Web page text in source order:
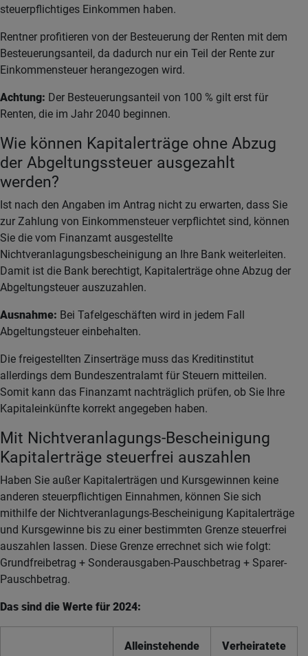
steuerpflichtiges Einkommen haben.
Rentner profitieren von der Besteuerung der Renten mit dem
Besteuerungsanteil, da dadurch nur ein Teil der Rente zur
Einkommensteuer herangezogen wird.
Achtung: Der Besteuerungsanteil von 100 % gilt erst für
Renten, die im Jahr 2040 beginnen.
Wie können Kapitalerträge ohne Abzug
der Abgeltungssteuer ausgezahlt
werden?
Ist nach den Angaben im Antrag nicht zu erwarten, dass Sie
zur Zahlung von Einkommensteuer verpflichtet sind, können
Sie die vom Finanzamt ausgestellte
Nichtveranlagungsbescheinigung an Ihre Bank weiterleiten.
Damit ist die Bank berechtigt, Kapitalerträge ohne Abzug der
Abgeltungsteuer auszuzahlen.
Ausnahme: Bei Tafelgeschäften wird in jedem Fall
Abgeltungsteuer einbehalten.
Die freigestellten Zinserträge muss das Kreditinstitut
allerdings dem Bundeszentralamt für Steuern mitteilen.
Somit kann das Finanzamt nachträglich prüfen, ob Sie Ihre
Kapitaleinkünfte korrekt angegeben haben.
Mit Nichtveranlagungs-Bescheinigung
Kapitalerträge steuerfrei auszahlen
Haben Sie außer Kapitalerträgen und Kursgewinnen keine
anderen steuerpflichtigen Einnahmen, können Sie sich
mithilfe der Nichtveranlagungs-Bescheinigung Kapitalerträge
und Kursgewinne bis zu einer bestimmten Grenze steuerfrei
auszahlen lassen. Diese Grenze errechnet sich wie folgt:
Grundfreibetrag + Sonderausgaben-Pauschbetrag + Sparer-
Pauschbetrag.
Das sind die Werte für 2024:
Alleinstehende Verheiratete